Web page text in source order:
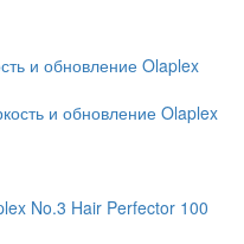
и обновление Olaplex
No.3 Hair Perfector 100